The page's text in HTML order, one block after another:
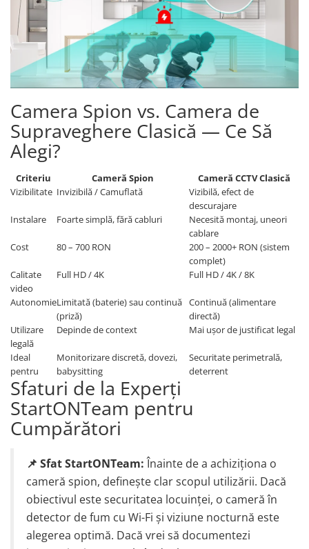
Camera Spion vs. Camera de
Supraveghere Clasică — Ce Să
Alegi?
Criteriu Cameră Spion
Cameră CCTV Clasică
Vizibilitate Invizibilă / Camuflată
Vizibilă, efect de
descurajare
Instalare
Foarte simplă, fără cabluri
Necesită montaj, uneori
cablare
Cost
80 – 700 RON
200 – 2000+ RON (sistem
complet)
Calitate
video
Full HD / 4K Full HD / 4K / 8K
AutonomieLimitată (baterie) sau continuă
(priză)
Continuă (alimentare
directă)
Utilizare
legală
Depinde de context Mai ușor de justificat legal
Ideal
pentru
Monitorizare discretă, dovezi,
babysitting
Securitate perimetrală,
deterrent
Sfaturi de la Experți
StartONTeam pentru
Cumpărători
📌 Sfat StartONTeam:Înainte de a achiziționa o
cameră spion, definește clar scopul utilizării. Dacă
obiectivul este securitatea locuinței, o cameră în
detector de fum cu Wi-Fi și viziune nocturnă este
alegerea optimă. Dacă vrei să documentezi